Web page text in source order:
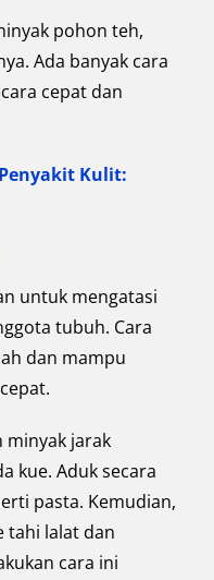
pohon teh,
Ada banyak cara
cepat dan
Kulit:
untuk mengatasi
tubuh. Cara
dan mampu
minyak jarak
kue. Aduk secara
pasta. Kemudian,
tahi lalat dan
cara ini